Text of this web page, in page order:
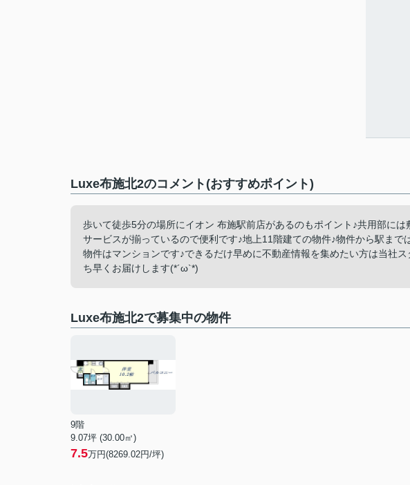
Luxe布施北2のコメント(おすすめポイント)
歩いて徒歩5分の場所にイオン 布施駅前店があるのもポイント♪共用部に
サービスが揃っているので便利です♪地上11階建ての物件♪物件から駅ま
物件はマンションです♪できるだけ早めに不動産情報を集めたい方は当社
ち早くお届けします(*´ω`*)
Luxe布施北2で募集中の物件
9階
9.07坪 (30.00㎡)
7.5万円(8269.02円/坪)